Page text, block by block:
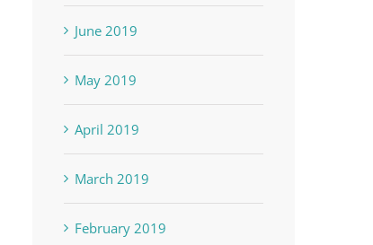
June 2019
May 2019
April 2019
March 2019
February 2019